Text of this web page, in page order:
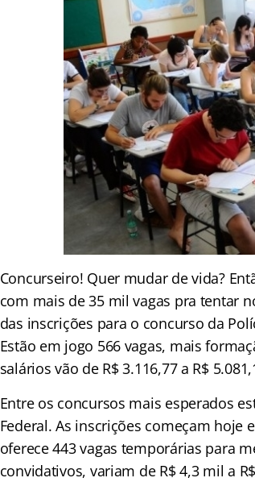
Concurseiro! Quer mudar de vida?
com mais de 35 mil vagas pra tentar
das inscrições para o concurso da
Estão em jogo 566 vagas, mais
salários vão de R$ 3.116,77 a R$
Entre os concursos mais esperados
Federal. As inscrições começam hoje
oferece 443 vagas temporárias para
convidativos, variam de R$ 4,3 mil a